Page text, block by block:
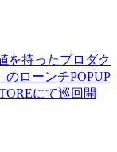
を持ったプロダク
のローンチPOPUP
にて巡回開